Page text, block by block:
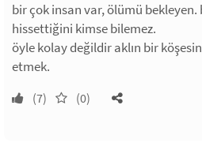
bir çok insan var, ölümü bekleyen.
hissettiğini kimse bilemez.
öyle kolay değildir aklın bir
etmek.
(7) (0)